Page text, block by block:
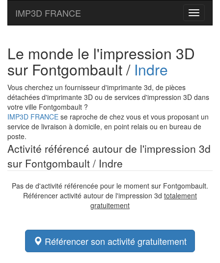
Toggle
IMP3D FRANCE
Le monde le l'impression 3D
sur Fontgombault / Indre
Vous cherchez un fournisseur d'imprimante 3d, de pièces
détachées d'imprimante 3D ou de services d'impression 3D dans
votre ville Fontgombault ?
IMP3D FRANCE se raproche de chez vous et vous proposant un
service de livraison à domicile, en point relais ou en bureau de
poste.
Activité référencé autour de l'impression 3d
sur Fontgombault / Indre
Pas de d'activité référencée pour le moment sur Fontgombault.
Référencer activité autour de l'impression 3d totalement
gratuitement
Référencer son activité gratuitement